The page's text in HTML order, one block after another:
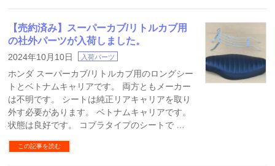
【売約済み】スーパーカブ/リトルカブ用
の社外パーツが入荷しました。
2024年10月10日 入荷パーツ
ホンダ スーパーカブ/リトルカブ用のロングシー
トとベトナムキャリアです。 両方ともメーカー
は不明です。 シートは純正リアキャリアを取り
外す必要があります。 ベトナムキャリアです。
状態は良好です。 コブラタイプのシートで …
この記事を読む